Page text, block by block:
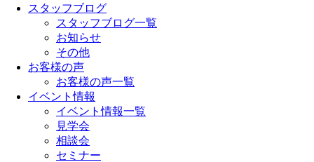
スタッフブログ
スタッフブログ一覧
お知らせ
その他
お客様の声
お客様の声一覧
イベント情報
イベント情報一覧
見学会
相談会
セミナー